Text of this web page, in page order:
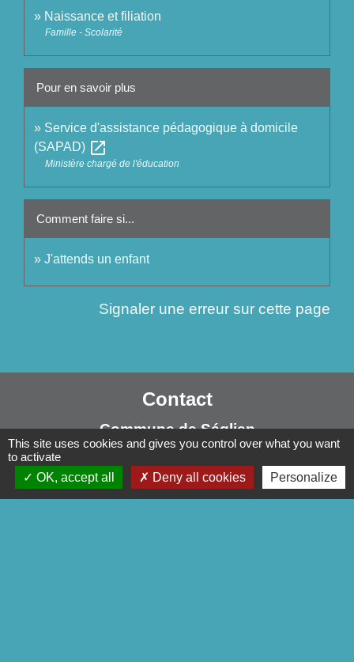
Naissance et filiation
Famille - Scolarité
Pour en savoir plus
Service d'assistance pédagogique à domicile
(SAPAD) open_in_new
Ministère chargé de l'éducation
Comment faire si...
J'attends un enfant
Signaler une erreur sur cette page
Contact
Commune de Séglien
1 Rue Yves Le Calvé
56160 Séglien - FRANCE
+33 2 97 28 00 66
This site uses cookies and gives you control over what you want
to activate
OK, accept all
Deny all cookies Personalize